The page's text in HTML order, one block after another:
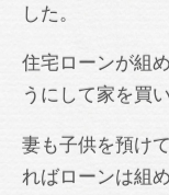
した。
住宅ローンが組
うにして家を買
妻も子供を預け
ればローンは組